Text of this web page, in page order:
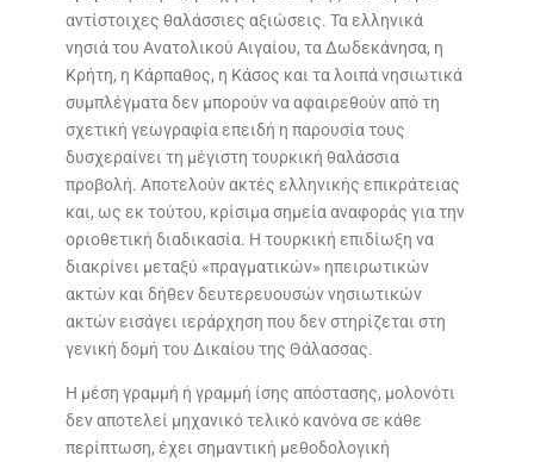
αντίστοιχες θαλάσσιες αξιώσεις. Τα ελληνικά
νησιά του Ανατολικού Αιγαίου, τα Δωδεκάνησα, η
Κρήτη, η Κάρπαθος, η Κάσος και τα λοιπά νησιωτικά
συμπλέγματα δεν μπορούν να αφαιρεθούν από τη
σχετική γεωγραφία επειδή η παρουσία τους
δυσχεραίνει τη μέγιστη τουρκική θαλάσσια
προβολή. Αποτελούν ακτές ελληνικής επικράτειας
και, ως εκ τούτου, κρίσιμα σημεία αναφοράς για την
οριοθετική διαδικασία. Η τουρκική επιδίωξη να
διακρίνει μεταξύ «πραγματικών» ηπειρωτικών
ακτών και δήθεν δευτερευουσών νησιωτικών
ακτών εισάγει ιεράρχηση που δεν στηρίζεται στη
γενική δομή του Δικαίου της Θάλασσας.
Η μέση γραμμή ή γραμμή ίσης απόστασης, μολονότι
δεν αποτελεί μηχανικό τελικό κανόνα σε κάθε
περίπτωση, έχει σημαντική μεθοδολογική